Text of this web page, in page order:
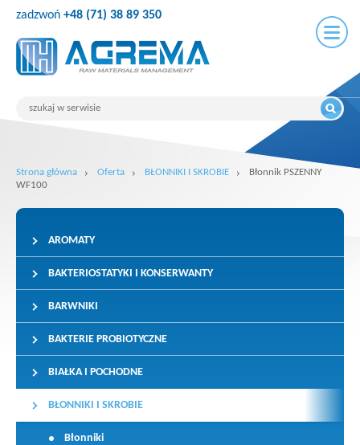
zadzwoń +48 (71) 38 89 350
Strona główna Oferta BŁONNIKI I SKROBIE
Błonnik PSZENNY
WF100
AROMATY
BAKTERIOSTATYKI I KONSERWANTY
BARWNIKI
BAKTERIE PROBIOTYCZNE
BIAŁKA I POCHODNE
BŁONNIKI I SKROBIE
Błonniki